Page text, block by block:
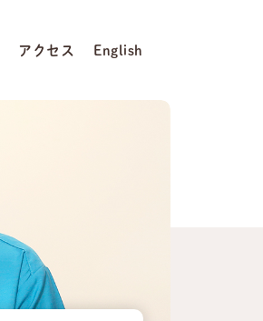
アクセス English